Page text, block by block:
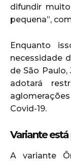
difundir
pequena”,
Enquanto
necessidade
de São
adotará
Covid-19.
Variante
A variante